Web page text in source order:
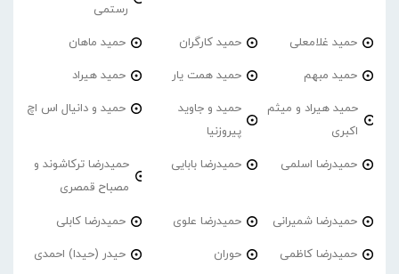
رستمی
حمید غلامعلی حمید کارگران حمید ماهان
حمید مبهم حمید همت یار حمید هیراد
حمید هیراد و میثم
اکبری
حمید و جاوید
پیروزنیا
حمید و دانیال اس اچ
حمیدرضا اسلمی حمیدرضا بابایی
حمیدرضا ترکاشوند و
مصباح قمصری
حمیدرضا شمیرانی حمیدرضا علوی حمیدرضا کابلی
حمیدرضا کاظمی حوران حیدر (حیدا) احمدی